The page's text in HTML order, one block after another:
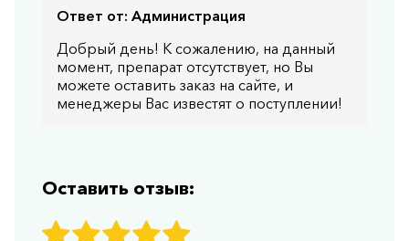
Ответ от: Администрация
Добрый день! К сожалению, на данный
момент, препарат отсутствует, но Вы
можете оставить заказ на сайте, и
менеджеры Вас известят о поступлении!
Оставить отзыв: